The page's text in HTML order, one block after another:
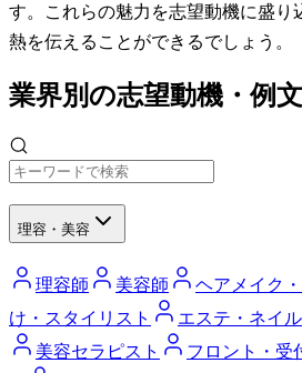
す。これらの魅力を志望動機に盛り
熱を伝えることができるでしょう。
業界別の志望動機・例文
理容・美容
理容師 美容師 ヘアメイク
け・スタイリスト
エステ・ネイル
美容セラピスト
フロント・受